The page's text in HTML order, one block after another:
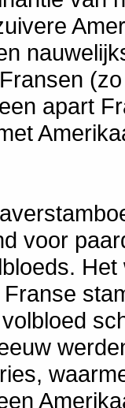
apart
voor